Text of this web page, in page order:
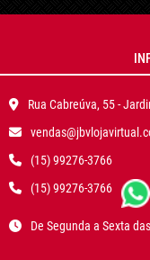
Rua Cabreúva, 55 -
(15) 99276-3766
(15) 99276-3766
De Segunda a Sexta